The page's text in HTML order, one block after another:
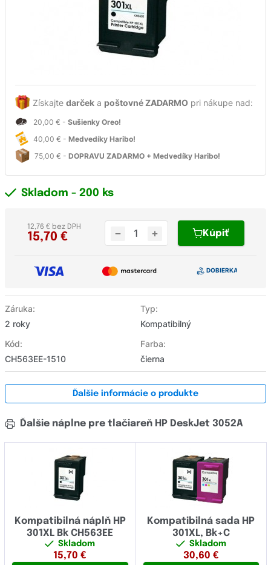
Získajte darček a poštovné ZADARMO pri nákupe nad:
20,00 € - Sušienky Oreo!
40,00 € - Medvedíky Haribo!
75,00 € - DOPRAVU ZADARMO + Medvedíky Haribo!
Záruka:
2 roky
Typ:
Kompatibilný
Kód:
CH563EE-1510
Farba:
čierna
Skladom - 200 ks
15,70 €
12,76 € bez DPH
Kúpiť
Ďalšie informácie o produkte
Ďalšie náplne pre tlačiareň HP DeskJet 3052A
Kompatibilná náplň HP
301XL Bk CH563EE
Skladom
15,70 €
Kompatibilná sada HP
301XL, Bk+C
Skladom
30,60 €